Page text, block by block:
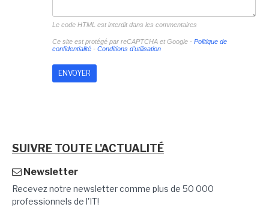
Le code HTML est interdit dans les commentaires
Ce site est protégé par reCAPTCHA et Google - Politique de
confidentialité- Conditions d'utilisation
SUIVRE TOUTE L'ACTUALITÉ
Newsletter
Recevez notre newsletter comme plus de 50 000
professionnels de l'IT!